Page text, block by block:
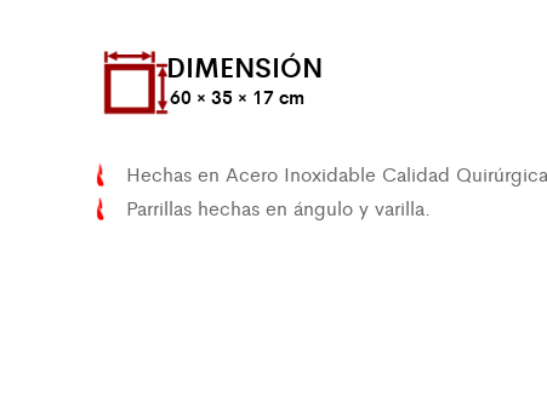
DIMENSIÓN
60 × 35 × 17 cm
Hechas en Acero Inoxidable Calidad
Parrillas hechas en ángulo y varilla.